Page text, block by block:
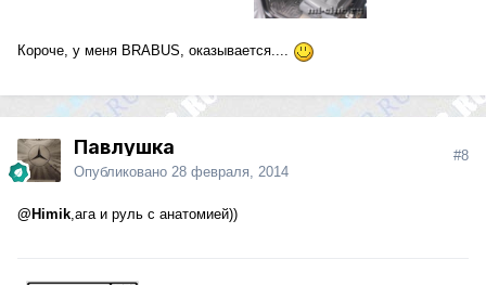
Короче, у меня BRABUS, оказывается....
Павлушка
Опубликовано 28 февраля, 2014
#8
@Himik,ага и руль с анатомией))